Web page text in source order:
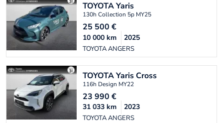
TOYOTAYaris
130h Collection 5p MY25
25 500 €
TOYOTA ANGERS
10 000 km 2025
TOYOTAYaris Cross
116h Design MY22
23 990 €
TOYOTA ANGERS
31 033 km 2023